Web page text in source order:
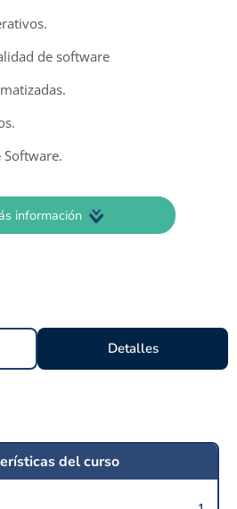
de software
información
Detalles
del curso